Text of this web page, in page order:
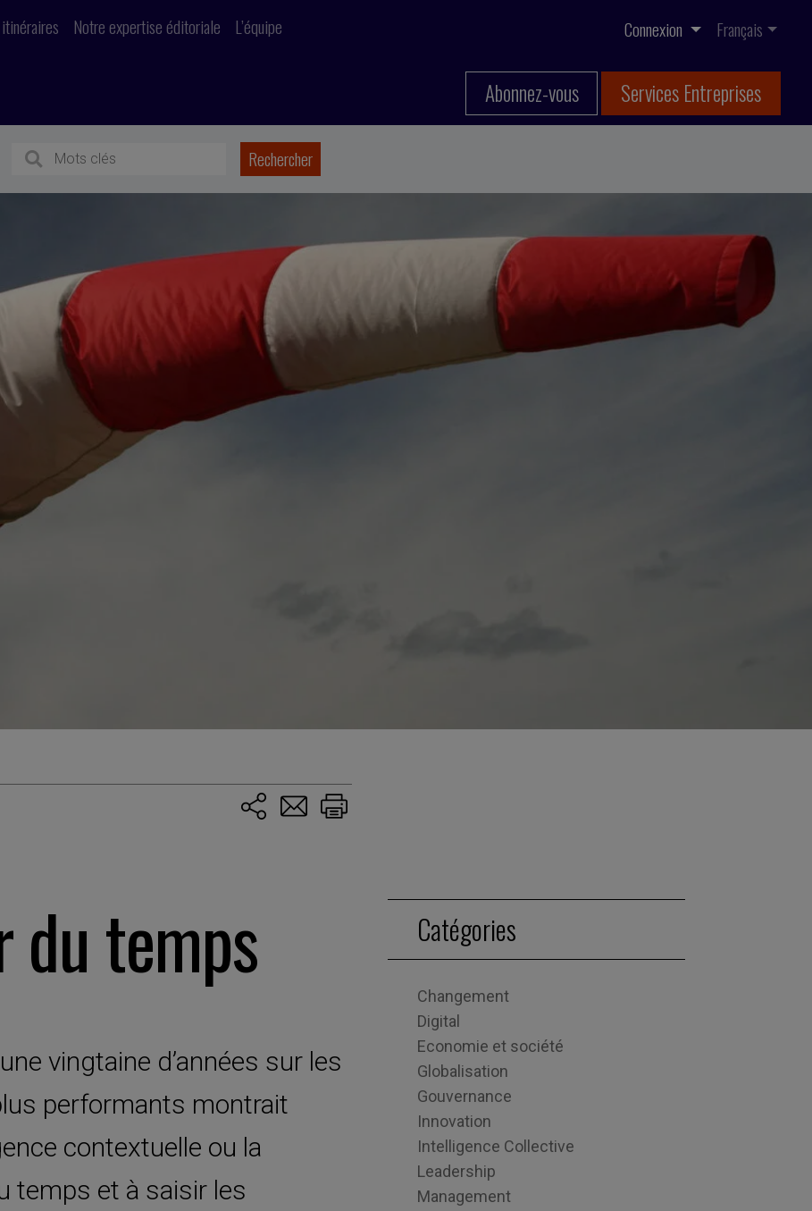
Notre expertise éditoriale L’équipe Connexion Français
Abonnez-vous Services Entreprises
du temps
vingtaine d’années sur les
performants montrait
contextuelle ou la
temps et à saisir les
Catégories
Changement
Digital
Economie et société
Globalisation
Gouvernance
Innovation
Intelligence Collective
Leadership
Management